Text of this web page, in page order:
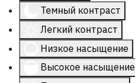
Темный контраст
Легкий контраст
Низкое насыщение
Высокое насыщение